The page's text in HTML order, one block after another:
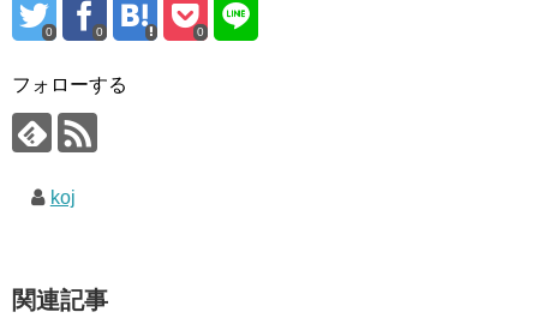
0 0 0
フォローする
koj
関連記事